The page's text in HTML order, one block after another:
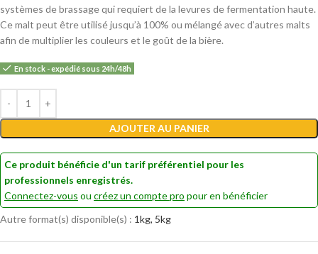
systèmes de brassage qui requiert de la levures de fermentation haute.
Ce malt peut être utilisé jusqu’à 100% ou mélangé avec d’autres malts
afin de multiplier les couleurs et le goût de la bière.
En stock - expédié sous 24h/48h
AJOUTER AU PANIER
Ce produit bénéficie d'un tarif préférentiel pour les
professionnels enregistrés.
Connectez-vous ou créez un compte pro pour en bénéficier
Autre format(s) disponible(s) : 1kg, 5kg